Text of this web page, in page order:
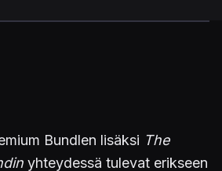
Bundlen lisäksi The
yhteydessä tulevat erikseen